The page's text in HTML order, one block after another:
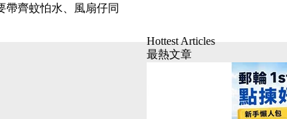
帶齊蚊怕水、風扇仔同
Hottest Articles
最熱文章